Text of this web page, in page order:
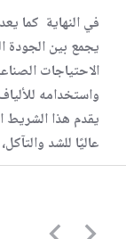
في النهاية كما
يجمع بين الجودة
الاحتياجات
واستخدامه
يقدم هذا الشريط
عاليًا للشد